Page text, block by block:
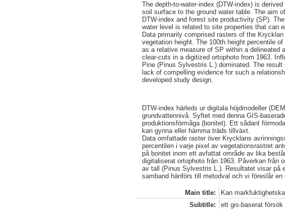
The depth-to-water-index (DTW-index) is
soil surface to the ground water table. The aim
DTW-index and forest site productivity (SP).
water level is related to site properties that can
Data primarily comprised rasters of the
vegetation height. The 100th height percentile
as a relative measure of SP within a delineated
clear-cuts in a digitized ortophoto from 1963.
Pine (Pinus Sylvestris L.) dominated. The
lack of compelling evidence for such a
developed study design.
DTW-index härleds ur digitala höjdmodeller
grundvattennivå. Syftet med denna GIS-
produktionsförmåga (bonitet). Ett sådant
kan gynna eller hämma träds tillväxt.
Data omfattade raster över Krycklans
percentilen i varje pixel av vegetationsrastret
på bonitet inom ett avfattat område av lika
digitaliserat ortophoto från 1963. Påverkan från
av tall (Pinus Sylvestris L.). Resultatet visar på
samband hänförs till metodval och vi föreslår
Main title:
Kan
Subtitle:
ett gis-baserat försök